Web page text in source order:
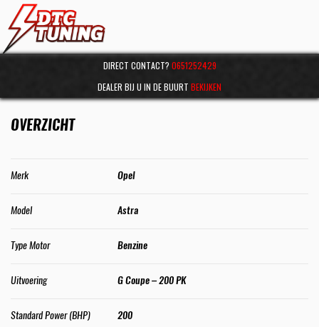
DIRECT CONTACT? 0651252429
DEALER BIJ U IN DE BUURT BEKIJKEN
OVERZICHT
Merk Opel
Model Astra
Type Motor Benzine
Uitvoering G Coupe – 200 PK
Standard Power (BHP) 200